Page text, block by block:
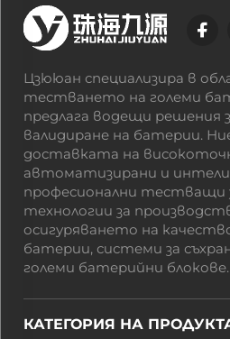
Цзююан специализира в
тестването на големи
предлага водещи решения
валидиране на батерии.
доставката на
автоматизирани и
професионални тестващи
технологии за
осигуряването на
батерии, системи за
големи батерийни блокове.
КАТЕГОРИЯ НА